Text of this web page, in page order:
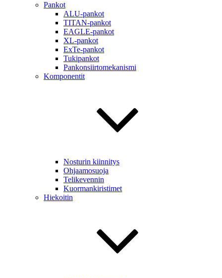
Pankot
ALU-pankot
TITAN-pankot
EAGLE-pankot
XL-pankot
ExTe-pankot
Tukipankot
Pankonsiirtomekanismi
Komponentit
Nosturin kiinnitys
Ohjaamosuoja
Telikevennin
Kuormankiristimet
Hiekoitin